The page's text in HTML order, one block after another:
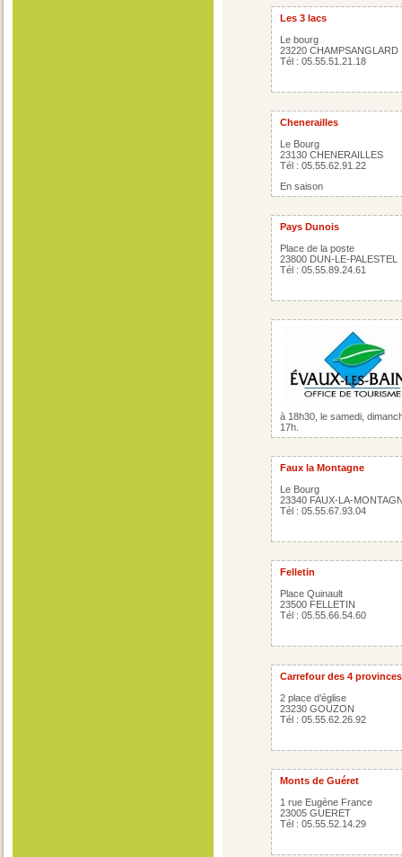
Les 3 lacs
Le bourg
23220 CHAMPSANGLARD
Tél : 05.55.51.21.18
Chenerailles
Le Bourg
23130 CHENERAILLES
Tél : 05.55.62.91.22
En saison
Pays Dunois
Place de la poste
23800 DUN-LE-PALESTEL
Tél : 05.55.89.24.61
à 18h30, le samedi,
17h.
Faux la Montagne
Le Bourg
23340 FAUX-LA-
Tél : 05.55.67.93.04
Felletin
Place Quinault
23500 FELLETIN
Tél : 05.55.66.54.60
Carrefour des 4 provinces
2 place d’église
23230 GOUZON
Tél : 05.55.62.26.92
Monts de Guéret
1 rue Eugène France
23005 GUERET
Tél : 05.55.52.14.29